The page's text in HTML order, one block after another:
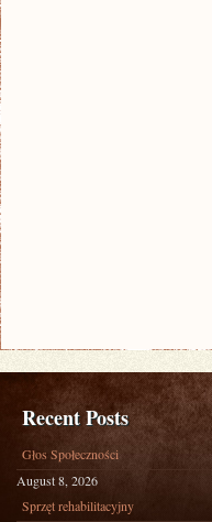
Recent Posts
Głos Społeczności
August 8, 2026
Sprzęt rehabilitacyjny